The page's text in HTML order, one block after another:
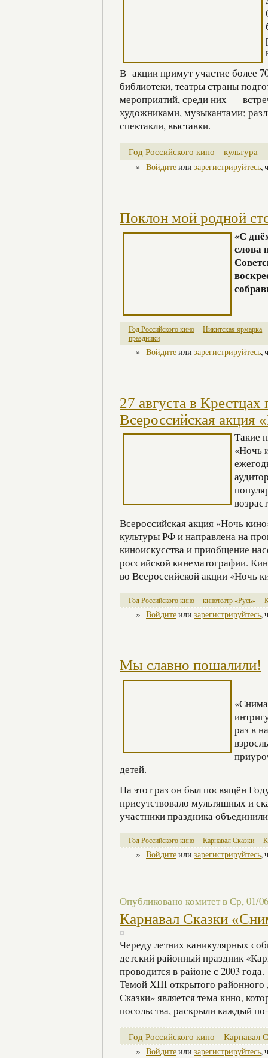
В акции примут участие более
библиотеки, театры страны
мероприятий, среди них —
художниками, музыкантами;
спектакли, выставки.
Год Российского кино
культура
» Войдитеили зарегистрируйтесь,
Поклон мой родной
«С
слова
Год Российского кино
Никитская ярмарка
праздники
» Войдитеили зарегистрируйтесь,
27 августа в
Всероссийская акция
Такие
«Ночь
Всероссийская акция «Ночь
культуры РФ и направлена на
киноискусства и приобщение
российской кинематографии.
во Всероссийской акции «Ночь
Год Российского кино кинотеатр «Русь»
» Войдитеили зарегистрируйтесь,
Мы славно пошалили!
раз в
детей.
На этот раз он был посвящён
присутствовало мультяшных и
участники праздника
Год Российского кино Карнавал Сказки
» Войдитеили зарегистрируйтесь,
Опубликовано комитет в Ср, 01/
Карнавал Сказки
Череду летних каникулярных
детский районный праздник
проводится в районе с 2003 года.
Темой XIII открытого районного
Сказки» является тема кино,
посольства, раскрыли каждый
Год Российского кино
Карнавал
» Войдитеили зарегистрируйтесь,